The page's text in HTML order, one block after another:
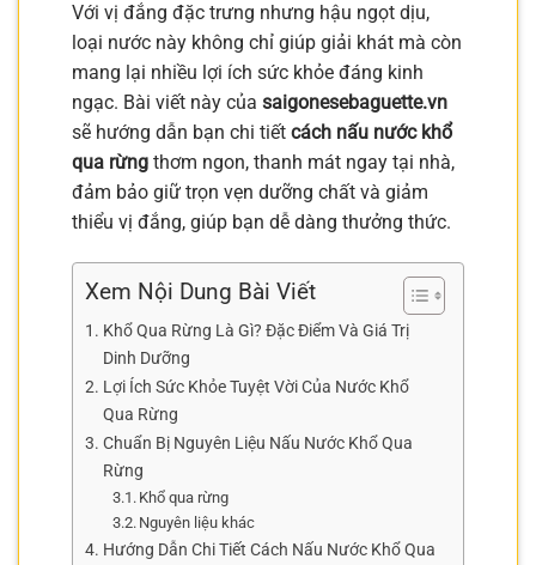
Với vị đắng đặc trưng nhưng hậu ngọt dịu,
loại nước này không chỉ giúp giải khát mà còn
mang lại nhiều lợi ích sức khỏe đáng kinh
ngạc. Bài viết này của saigonesebaguette.vn
sẽ hướng dẫn bạn chi tiết cách nấu nước khổ
qua rừng thơm ngon, thanh mát ngay tại nhà,
đảm bảo giữ trọn vẹn dưỡng chất và giảm
thiểu vị đắng, giúp bạn dễ dàng thưởng thức.
Xem Nội Dung Bài Viết
Khổ Qua Rừng Là Gì? Đặc Điểm Và Giá Trị
Dinh Dưỡng
Lợi Ích Sức Khỏe Tuyệt Vời Của Nước Khổ
Qua Rừng
Chuẩn Bị Nguyên Liệu Nấu Nước Khổ Qua
Rừng
Khổ qua rừng
Nguyên liệu khác
Hướng Dẫn Chi Tiết Cách Nấu Nước Khổ Qua